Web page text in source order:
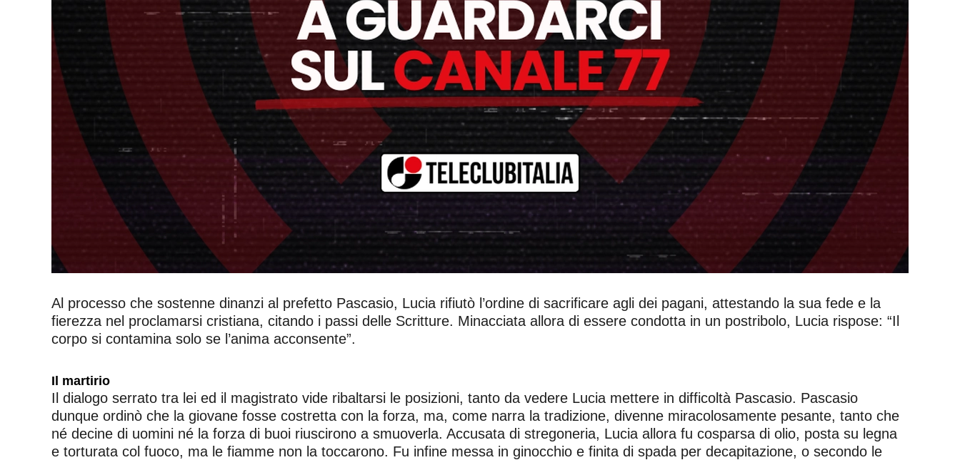
Al processo che sostenne dinanzi al prefetto Pascasio, Lucia rifiutò l’ordine di sacrificare agli dei pagani, attestando la sua fede e la
fierezza nel proclamarsi cristiana, citando i passi delle Scritture. Minacciata allora di essere condotta in un postribolo, Lucia rispose: “Il
corpo si contamina solo se l’anima acconsente”.
Il martirio
Il dialogo serrato tra lei ed il magistrato vide ribaltarsi le posizioni, tanto da vedere Lucia mettere in difficoltà Pascasio. Pascasio
dunque ordinò che la giovane fosse costretta con la forza, ma, come narra la tradizione, divenne miracolosamente pesante, tanto che
né decine di uomini né la forza di buoi riuscirono a smuoverla. Accusata di stregoneria, Lucia allora fu cosparsa di olio, posta su legna
e torturata col fuoco, ma le fiamme non la toccarono. Fu infine messa in ginocchio e finita di spada per decapitazione, o secondo le